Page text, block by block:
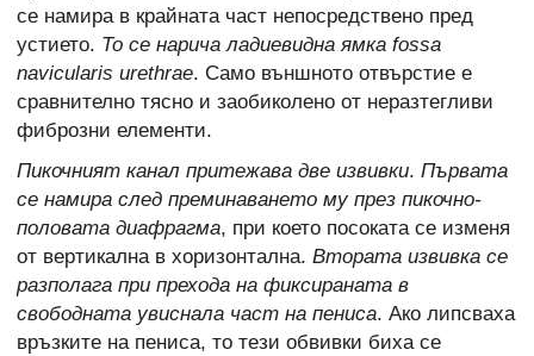
се намира в крайната част непосредствено пред
устието. То се нарича ладиевидна ямка fossa
navicularis urethrae. Само външното отвърстие е
сравнително тясно и заобиколено от неразтегливи
фиброзни елементи.
Пикочният канал притежава две извивки. Първата
се намира след преминаването му през пикочно-
половата диафрагма, при което посоката се изменя
от вертикална в хоризонтална. Втората извивка се
разполага при прехода на фиксираната в
свободната увиснала част на пениса. Ако липсваха
връзките на пениса, то тези обвивки биха се